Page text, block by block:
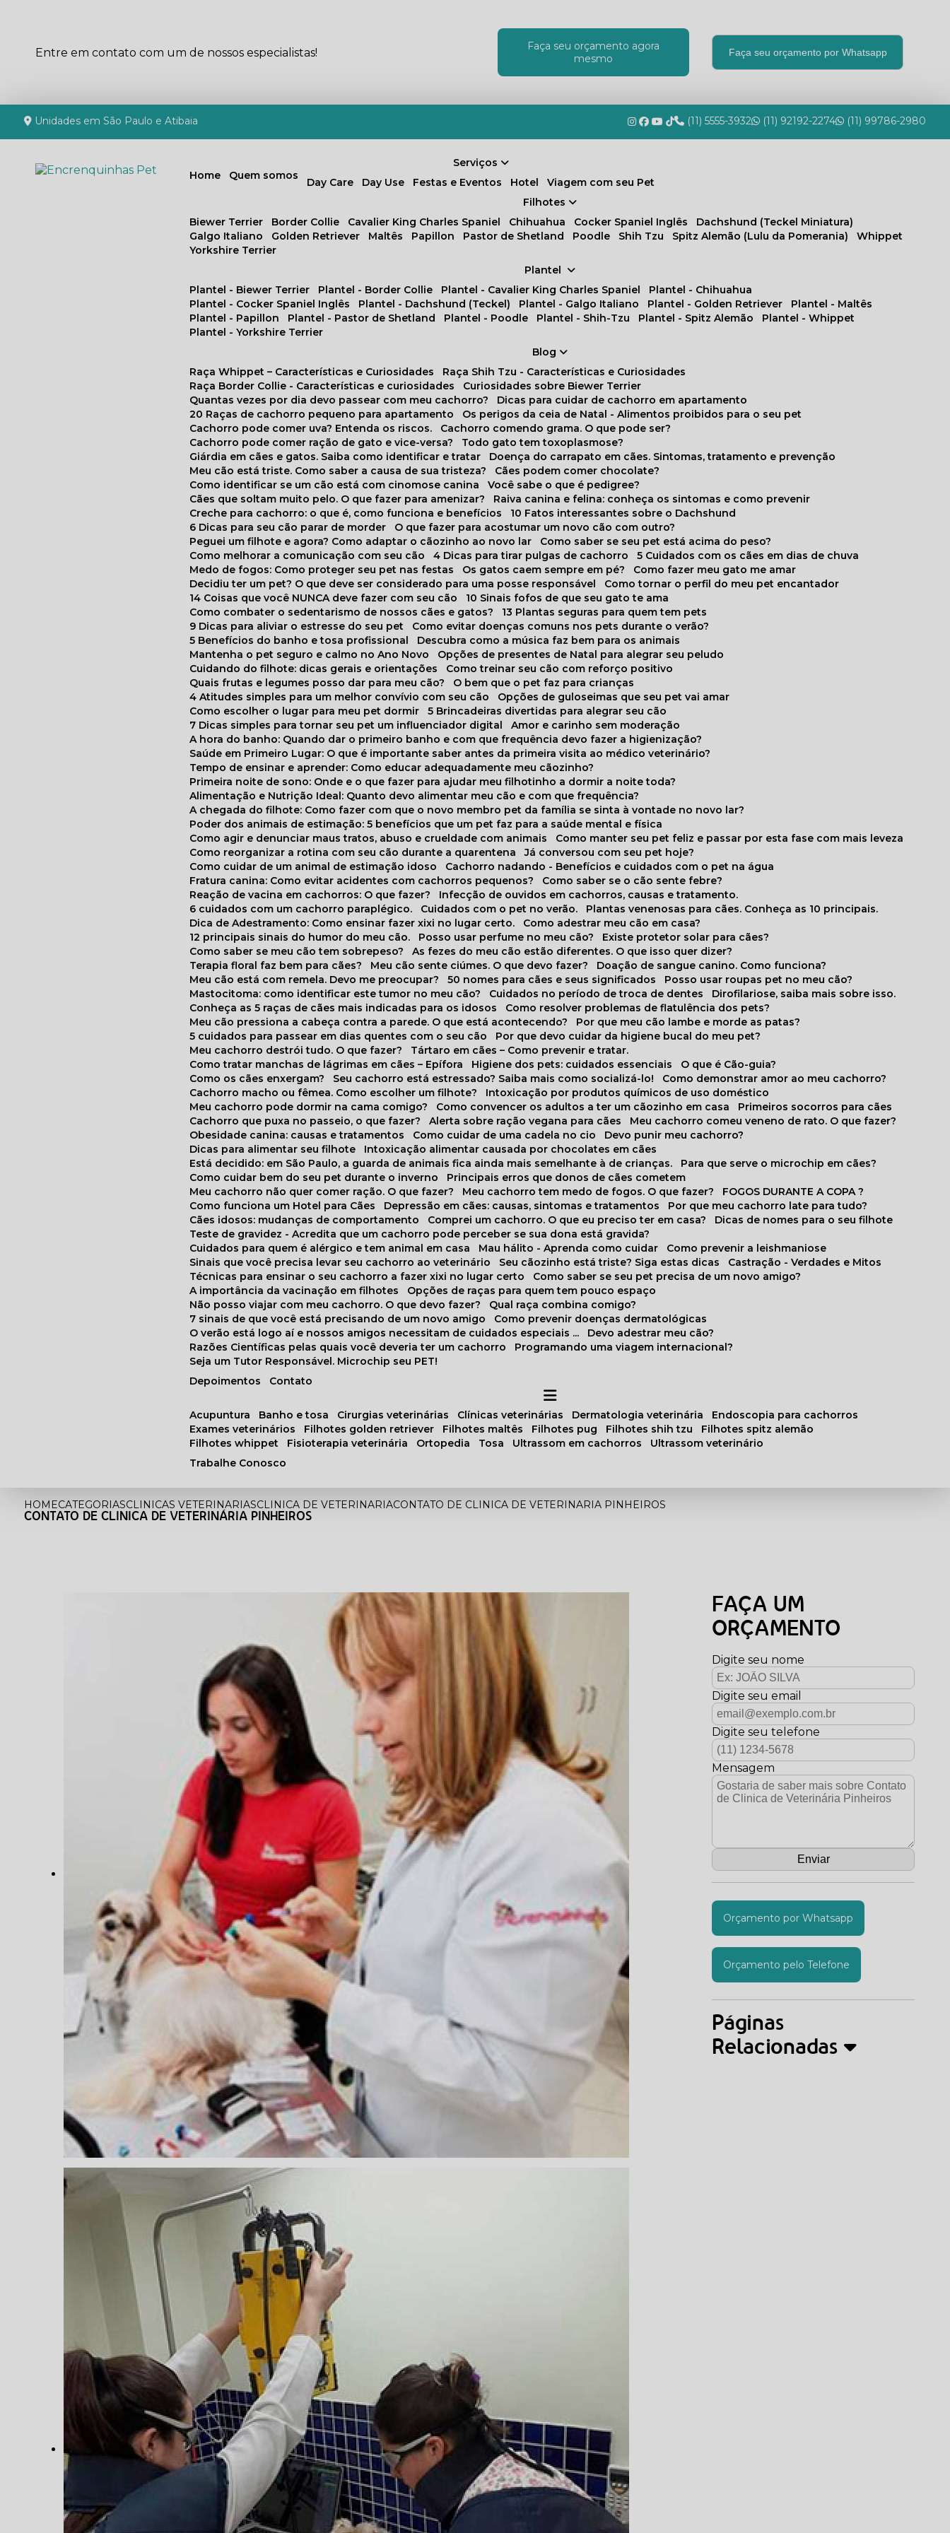
Entre em contato com um de nossos especialistas!
Faça seu orçamento agora
mesmo
Faça seu orçamento por Whatsapp
Unidades em São Paulo e Atibaia (11) 5555-3932 (11) 92192-2274 (11) 99786-2980
Home Quem somos
Depoimentos
Plantel
Plantel - Biewer Terrier
Plantel - Border Collie Plantel - Cavalier King Charles Spaniel
Plantel - Chihuahua
Plantel - Cocker Spaniel Inglês
Plantel - Dachshund (Teckel) Plantel - Galgo Italiano Plantel - Golden Retriever
Plantel - Maltês
Plantel - Papillon
Plantel - Pastor de Shetland Plantel - Poodle Plantel - Shih-Tzu Plantel - Spitz Alemão
Plantel - Whippet
Plantel - Yorkshire Terrier
Blog
Raça Whippet – Características e Curiosidades
Raça Shih Tzu - Características e Curiosidades
Raça Border Collie - Características e curiosidades
Curiosidades sobre Biewer Terrier
Quantas vezes por dia devo passear com meu cachorro?
Dicas para cuidar de cachorro em apartamento
20 Raças de cachorro pequeno para apartamento
Os perigos da ceia de Natal - Alimentos proibidos para o seu pet
Cachorro pode comer uva? Entenda os riscos.
Cachorro comendo grama. O que pode ser?
Cachorro pode comer ração de gato e vice-versa?
Todo gato tem toxoplasmose?
Giárdia em cães e gatos. Saiba como identificar e tratar
Doença do carrapato em cães. Sintomas, tratamento e prevenção
Meu cão está triste. Como saber a causa de sua tristeza?
Cães podem comer chocolate?
Como identificar se um cão está com cinomose canina
Você sabe o que é pedigree?
Cães que soltam muito pelo. O que fazer para amenizar?
Raiva canina e felina: conheça os sintomas e como prevenir
Creche para cachorro: o que é, como funciona e benefícios
10 Fatos interessantes sobre o Dachshund
6 Dicas para seu cão parar de morder
O que fazer para acostumar um novo cão com outro?
Peguei um filhote e agora? Como adaptar o cãozinho ao novo lar
Como saber se seu pet está acima do peso?
Como melhorar a comunicação com seu cão
4 Dicas para tirar pulgas de cachorro
5 Cuidados com os cães em dias de chuva
Medo de fogos: Como proteger seu pet nas festas
Os gatos caem sempre em pé?
Como fazer meu gato me amar
Decidiu ter um pet? O que deve ser considerado para uma posse responsável
Como tornar o perfil do meu pet encantador
14 Coisas que você NUNCA deve fazer com seu cão
10 Sinais fofos de que seu gato te ama
Como combater o sedentarismo de nossos cães e gatos?
13 Plantas seguras para quem tem pets
9 Dicas para aliviar o estresse do seu pet
Como evitar doenças comuns nos pets durante o verão?
5 Benefícios do banho e tosa profissional
Descubra como a música faz bem para os animais
Mantenha o pet seguro e calmo no Ano Novo
Opções de presentes de Natal para alegrar seu peludo
Cuidando do filhote: dicas gerais e orientações
Como treinar seu cão com reforço positivo
Quais frutas e legumes posso dar para meu cão?
O bem que o pet faz para crianças
4 Atitudes simples para um melhor convívio com seu cão
Opções de guloseimas que seu pet vai amar
Como escolher o lugar para meu pet dormir
5 Brincadeiras divertidas para alegrar seu cão
7 Dicas simples para tornar seu pet um influenciador digital
Amor e carinho sem moderação
A hora do banho: Quando dar o primeiro banho e com que frequência devo fazer a higienização?
Saúde em Primeiro Lugar: O que é importante saber antes da primeira visita ao médico veterinário?
Tempo de ensinar e aprender: Como educar adequadamente meu cãozinho?
Primeira noite de sono: Onde e o que fazer para ajudar meu filhotinho a dormir a noite toda?
Alimentação e Nutrição Ideal: Quanto devo alimentar meu cão e com que frequência?
A chegada do filhote: Como fazer com que o novo membro pet da família se sinta à vontade no novo lar?
Poder dos animais de estimação: 5 benefícios que um pet faz para a saúde mental e física
Como agir e denunciar maus tratos, abuso e crueldade com animais
Como manter seu pet feliz e passar por esta fase com mais leveza
Como reorganizar a rotina com seu cão durante a quarentena
Já conversou com seu pet hoje?
Como cuidar de um animal de estimação idoso
Cachorro nadando - Benefícios e cuidados com o pet na água
Fratura canina: Como evitar acidentes com cachorros pequenos?
Como saber se o cão sente febre?
Reação de vacina em cachorros: O que fazer?
Infecção de ouvidos em cachorros, causas e tratamento.
6 cuidados com um cachorro paraplégico.
Cuidados com o pet no verão.
Plantas venenosas para cães. Conheça as 10 principais.
Dica de Adestramento: Como ensinar fazer xixi no lugar certo.
Como adestrar meu cão em casa?
12 principais sinais do humor do meu cão.
Posso usar perfume no meu cão?
Existe protetor solar para cães?
Como saber se meu cão tem sobrepeso?
As fezes do meu cão estão diferentes. O que isso quer dizer?
Terapia floral faz bem para cães?
Meu cão sente ciúmes. O que devo fazer?
Doação de sangue canino. Como funciona?
Meu cão está com remela. Devo me preocupar?
50 nomes para cães e seus significados
Posso usar roupas pet no meu cão?
Mastocitoma: como identificar este tumor no meu cão?
Cuidados no período de troca de dentes
Dirofilariose, saiba mais sobre isso.
Conheça as 5 raças de cães mais indicadas para os idosos
Como resolver problemas de flatulência dos pets?
Meu cão pressiona a cabeça contra a parede. O que está acontecendo?
Por que meu cão lambe e morde as patas?
5 cuidados para passear em dias quentes com o seu cão
Por que devo cuidar da higiene bucal do meu pet?
Meu cachorro destrói tudo. O que fazer?
Tártaro em cães – Como prevenir e tratar.
Como tratar manchas de lágrimas em cães – Epífora
Higiene dos pets: cuidados essenciais
O que é Cão-guia?
Como os cães enxergam?
Seu cachorro está estressado? Saiba mais como socializá-lo!
Como demonstrar amor ao meu cachorro?
Cachorro macho ou fêmea. Como escolher um filhote?
Intoxicação por produtos químicos de uso doméstico
Meu cachorro pode dormir na cama comigo?
Como convencer os adultos a ter um cãozinho em casa
Primeiros socorros para cães
Cachorro que puxa no passeio, o que fazer?
Alerta sobre ração vegana para cães
Meu cachorro comeu veneno de rato. O que fazer?
Obesidade canina: causas e tratamentos
Como cuidar de uma cadela no cio
Devo punir meu cachorro?
Dicas para alimentar seu filhote
Intoxicação alimentar causada por chocolates em cães
Está decidido: em São Paulo, a guarda de animais fica ainda mais semelhante à de crianças.
Para que serve o microchip em cães?
Como cuidar bem do seu pet durante o inverno
Principais erros que donos de cães cometem
Meu cachorro não quer comer ração. O que fazer?
Meu cachorro tem medo de fogos. O que fazer?
FOGOS DURANTE A COPA ?
Como funciona um Hotel para Cães
Depressão em cães: causas, sintomas e tratamentos
Por que meu cachorro late para tudo?
Cães idosos: mudanças de comportamento
Comprei um cachorro. O que eu preciso ter em casa?
Dicas de nomes para o seu filhote
Teste de gravidez - Acredita que um cachorro pode perceber se sua dona está gravida?
Cuidados para quem é alérgico e tem animal em casa
Mau hálito - Aprenda como cuidar
Como prevenir a leishmaniose
Sinais que você precisa levar seu cachorro ao veterinário
Seu cãozinho está triste? Siga estas dicas
Castração - Verdades e Mitos
Técnicas para ensinar o seu cachorro a fazer xixi no lugar certo
Como saber se seu pet precisa de um novo amigo?
A importância da vacinação em filhotes
Opções de raças para quem tem pouco espaço
Não posso viajar com meu cachorro. O que devo fazer?
Qual raça combina comigo?
7 sinais de que você está precisando de um novo amigo
Como prevenir doenças dermatológicas
O verão está logo aí e nossos amigos necessitam de cuidados especiais ...
Devo adestrar meu cão?
Razões Científicas pelas quais você deveria ter um cachorro
Programando uma viagem internacional?
Seja um Tutor Responsável. Microchip seu PET!
Serviços
Day Care
Day Use Festas e Eventos Hotel
Viagem com seu Pet
Filhotes
Biewer Terrier
Border Collie Cavalier King Charles Spaniel Chihuahua Cocker Spaniel Inglês
Dachshund (Teckel Miniatura)
Galgo Italiano
Golden Retriever Maltês Papillon Pastor de Shetland Poodle Shih Tzu Spitz Alemão (Lulu da Pomerania)
Whippet
Yorkshire Terrier
Contato
acupuntura banho e tosa cirurgias veterinárias clínicas veterinárias dermatologia veterinária
endoscopia para cachorros
exames veterinários
filhotes golden retriever filhotes maltês filhotes pug filhotes shih tzu
filhotes spitz alemão
filhotes whippet
fisioterapia veterinária ortopedia tosa ultrassom em cachorros
ultrassom veterinário
Trabalhe Conosco
HOMECATEGORIASCLINICAS VETERINARIASCLINICA DE VETERINARIACONTATO DE CLINICA DE VETERINARIA PINHEIROS
CONTATO DE CLINICA DE VETERINÁRIA PINHEIROS
FAÇA UM
ORÇAMENTO
Digite seu nome
Digite seu email
Digite seu telefone
Mensagem
Orçamento por Whatsapp
Orçamento pelo Telefone
Páginas
Relacionadas